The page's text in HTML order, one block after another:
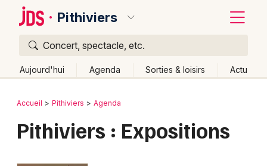
Pithiviers
Concert, spectacle, etc.
Aujourd'hui Agenda Sorties & loisirs Actu
Publier un événement
Bordeaux
Retour
Accueil Pithiviers Agenda
Pithiviers : Expositions
Quoi ?
Où ?
Près de moi
Changer de lieu